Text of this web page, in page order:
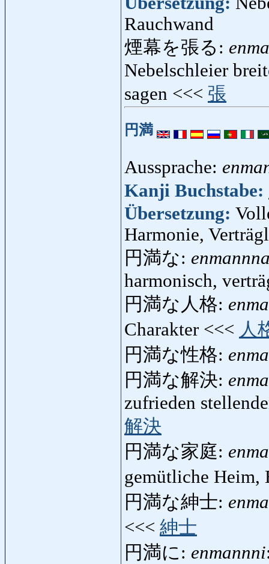
Rauchwand
煙幕を張る:
Nebelschleier
sagen <<< 張
円満
Aussprache:
Kanji Buchstabe:
Übersetzung:
Harmonie,
円満な:
harmonisch,
円満な人格:
Charakter <<< 人
円満な性格:
円満な解決:
zufrieden
解決
円満な家庭:
gemütliche Heim,
円満な紳士:
<<< 紳士
円満に: enmannni